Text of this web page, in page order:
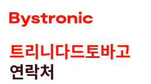
서비스
어플리케이션
트리니다드토바고
연락처